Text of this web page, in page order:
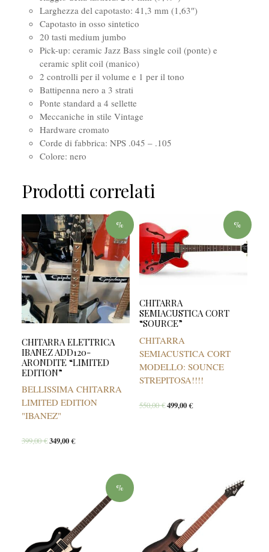
Larghezza del capotasto: 41,3 mm (1,63″)
Capotasto in osso sintetico
20 tasti medium jumbo
Pick-up: ceramic Jazz Bass single coil (ponte) e
ceramic split coil (manico)
2 controlli per il volume e 1 per il tono
Battipenna nero a 3 strati
Ponte standard a 4 sellette
Meccaniche in stile Vintage
Hardware cromato
Corde di fabbrica: NPS .045 – .105
Colore: nero
Prodotti correlati
%
CHITARRA ELETTRICA
IBANEZ ADD120-
ARONDITE “LIMITED
EDITION”
BELLISSIMA CHITARRA
LIMITED EDITION
"IBANEZ"
399,00€349,00€
%
CHITARRA
SEMIACUSTICA CORT
“SOURCE”
CHITARRA
SEMIACUSTICA CORT
MODELLO: SOUNCE
STREPITOSA!!!!
550,00€499,00€
%